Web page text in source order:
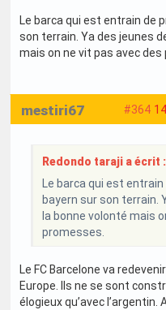
Le barca qui est entrain de
son terrain. Ya des jeunes
mais on ne vit pas avec des
#364
mestiri67
Redondo taraji a écrit :
Le barca qui est
bayern sur son terrain.
la bonne volonté mais
promesses.
Le FC Barcelone va
Europe. Ils ne se sont
élogieux qu’avec l’argentin.